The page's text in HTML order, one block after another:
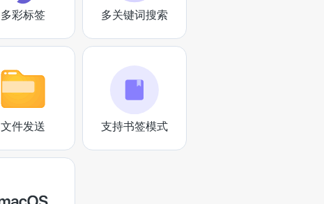
多彩标签 多关键词搜索
文件发送 支持书签模式